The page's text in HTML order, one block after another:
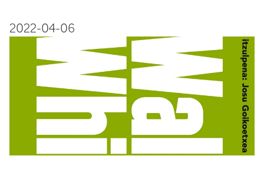
2022-04-06